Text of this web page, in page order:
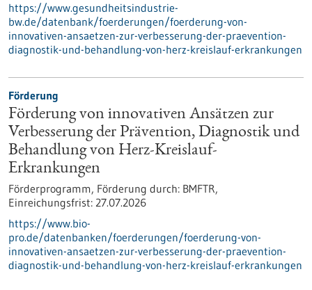
https://www.gesundheitsindustrie-
bw.de/datenbank/foerderungen/foerderung-von-
innovativen-ansaetzen-zur-verbesserung-der-praevention-
diagnostik-und-behandlung-von-herz-kreislauf-erkrankungen
Förderung
Förderung von innovativen Ansätzen zur
Verbesserung der Prävention, Diagnostik und
Behandlung von Herz-Kreislauf-
Erkrankungen
Förderprogramm, Förderung durch: BMFTR,
Einreichungsfrist: 27.07.2026
https://www.bio-
pro.de/datenbanken/foerderungen/foerderung-von-
innovativen-ansaetzen-zur-verbesserung-der-praevention-
diagnostik-und-behandlung-von-herz-kreislauf-erkrankungen